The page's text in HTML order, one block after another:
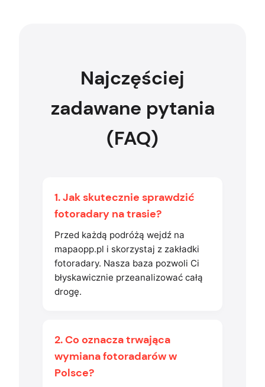
Najczęściej
zadawane pytania
(FAQ)
1. Jak skutecznie sprawdzić
fotoradary na trasie?
Przed każdą podróżą wejdź na
mapaopp.pl i skorzystaj z zakładki
fotoradary. Nasza baza pozwoli Ci
błyskawicznie przeanalizować całą
drogę.
2. Co oznacza trwająca
wymiana fotoradarów w
Polsce?